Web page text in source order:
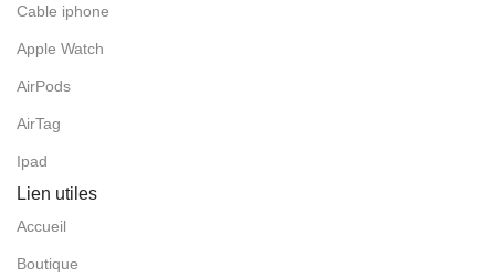
Cable iphone
Apple Watch
AirPods
AirTag
Ipad
Lien utiles
Accueil
Boutique